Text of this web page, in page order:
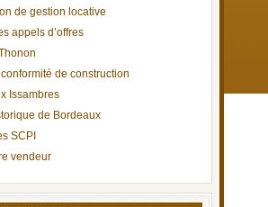
de gestion locative
appels d’offres
de construction
Issambres
de Bordeaux
SCPI
vendeur